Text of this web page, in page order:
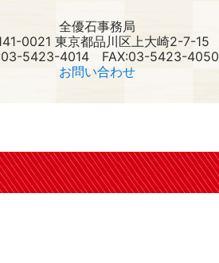
全優石事務局
0021 東京都品川区上大崎2-7-15
5423-4014 FAX:03-5423-4050
お問い合わせ